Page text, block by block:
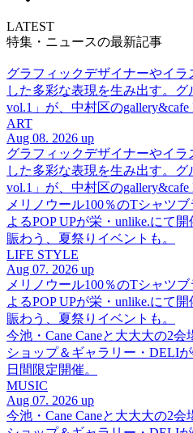
LATEST
特集・ニュースの最新記事
グラフィックデザイナーやイラ
した多彩な表現を生み出す。グ
vol.1」が、中村区の
ART
Aug 08. 2026 up
グラフィックデザイナーやイラ
した多彩な表現を生み出す。グ
vol.1」が、中村区の
メリノウール100％のTシャツ
よるPOP UPが栄・unlike.にて
賑わう、夏祭りイベントも。
LIFE STYLE
Aug 07. 2026 up
メリノウール100％のTシャツ
よるPOP UPが栄・unlike.にて
賑わう、夏祭りイベントも。
今池・Cane Caneと大大大の2
ショップ＆ギャラリー・DELI
日間限定開催。
MUSIC
Aug 07. 2026 up
今池・Cane Caneと大大大の2